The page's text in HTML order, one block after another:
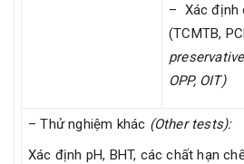
– Xác định
(TCMTB,
OPP, OIT)
– Thử nghiệm khác (Other tests):
Xác định pH, BHT, các chất hạn